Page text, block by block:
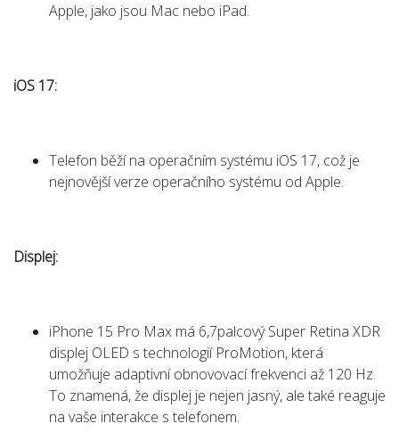
Apple, jako jsou Mac nebo iPad.
iOS 17:
Telefon běží na operačním systému iOS 17, což je
nejnovější verze operačního systému od Apple.
Displej:
iPhone 15 Pro Max má 6,7palcový Super Retina XDR
displej OLED s technologií ProMotion, která
umožňuje adaptivní obnovovací frekvenci až 120 Hz.
To znamená, že displej je nejen jasný, ale také reaguje
na vaše interakce s telefonem.